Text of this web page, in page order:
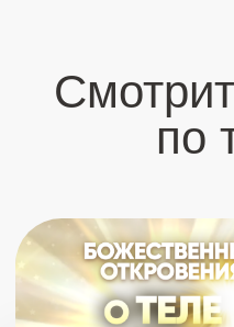
Купить – 7777 ₽
Что было?
САМУИ 2024 29 апреля 2024